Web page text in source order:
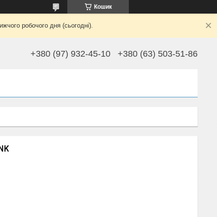
Кошик
робочого дня (сьогодні).
+380 (97) 932-45-10 +380 (63) 503-51-86